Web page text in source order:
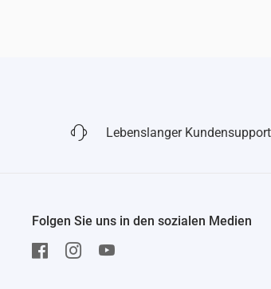
Lebenslanger Kundensupport
Folgen Sie uns in den sozialen Medien